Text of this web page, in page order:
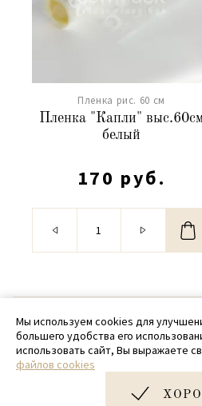
Пленка рис. 60 см
Пленка "Капли"
белый
170 руб.
© 2020 - 2026
+ 7 (918)
Мы используем cookies для
большего удобства его
использовать сайт, Вы выражаете
файлов cookies